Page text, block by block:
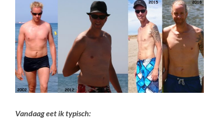
Vandaag eet ik typisch: